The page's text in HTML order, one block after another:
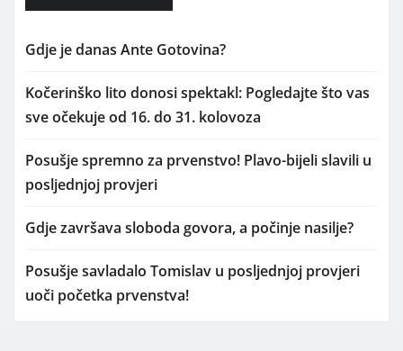
Gdje je danas Ante Gotovina?
Kočerinško lito donosi spektakl: Pogledajte što vas
sve očekuje od 16. do 31. kolovoza
Posušje spremno za prvenstvo! Plavo-bijeli slavili u
posljednjoj provjeri
Gdje završava sloboda govora, a počinje nasilje?
Posušje savladalo Tomislav u posljednjoj provjeri
uoči početka prvenstva!